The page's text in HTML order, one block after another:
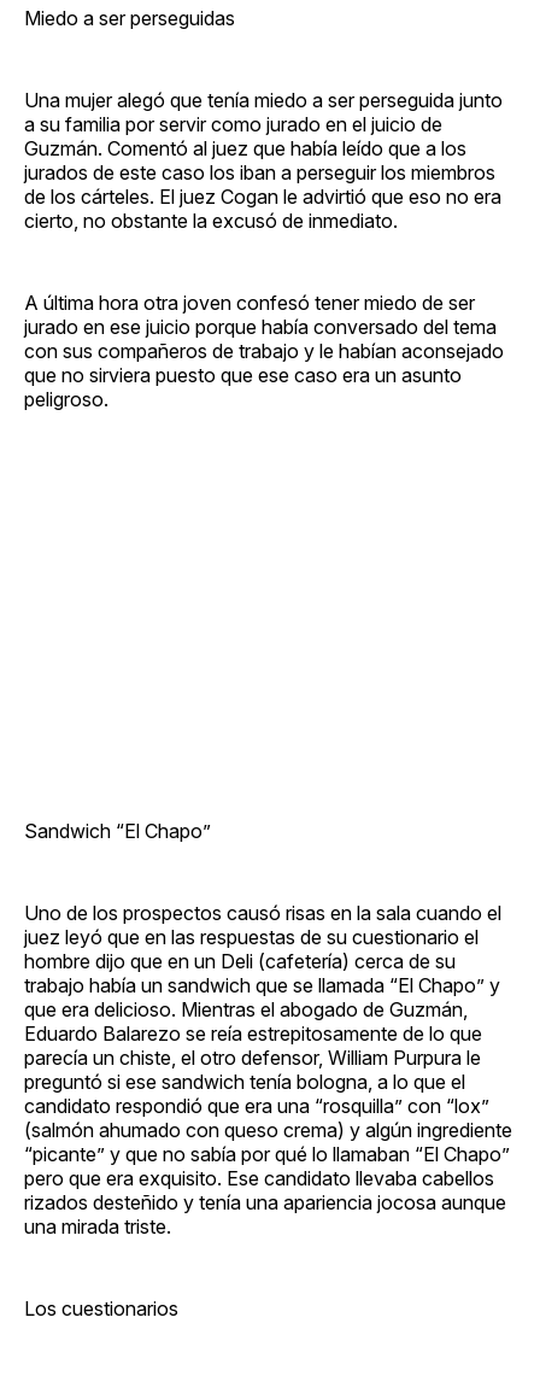
Miedo a ser perseguidas
Una mujer alegó que tenía miedo a ser perseguida junto
a su familia por servir como jurado en el juicio de
Guzmán. Comentó al juez que había leído que a los
jurados de este caso los iban a perseguir los miembros
de los cárteles. El juez Cogan le advirtió que eso no era
cierto, no obstante la excusó de inmediato.
A última hora otra joven confesó tener miedo de ser
jurado en ese juicio porque había conversado del tema
con sus compañeros de trabajo y le habían aconsejado
que no sirviera puesto que ese caso era un asunto
peligroso.
Sandwich “El Chapo”
Uno de los prospectos causó risas en la sala cuando el
juez leyó que en las respuestas de su cuestionario el
hombre dijo que en un Deli (cafetería) cerca de su
trabajo había un sandwich que se llamada “El Chapo” y
que era delicioso. Mientras el abogado de Guzmán,
Eduardo Balarezo se reía estrepitosamente de lo que
parecía un chiste, el otro defensor, William Purpura le
preguntó si ese sandwich tenía bologna, a lo que el
candidato respondió que era una “rosquilla” con “lox”
(salmón ahumado con queso crema) y algún ingrediente
“picante” y que no sabía por qué lo llamaban “El Chapo”
pero que era exquisito. Ese candidato llevaba cabellos
rizados desteñido y tenía una apariencia jocosa aunque
una mirada triste.
Los cuestionarios